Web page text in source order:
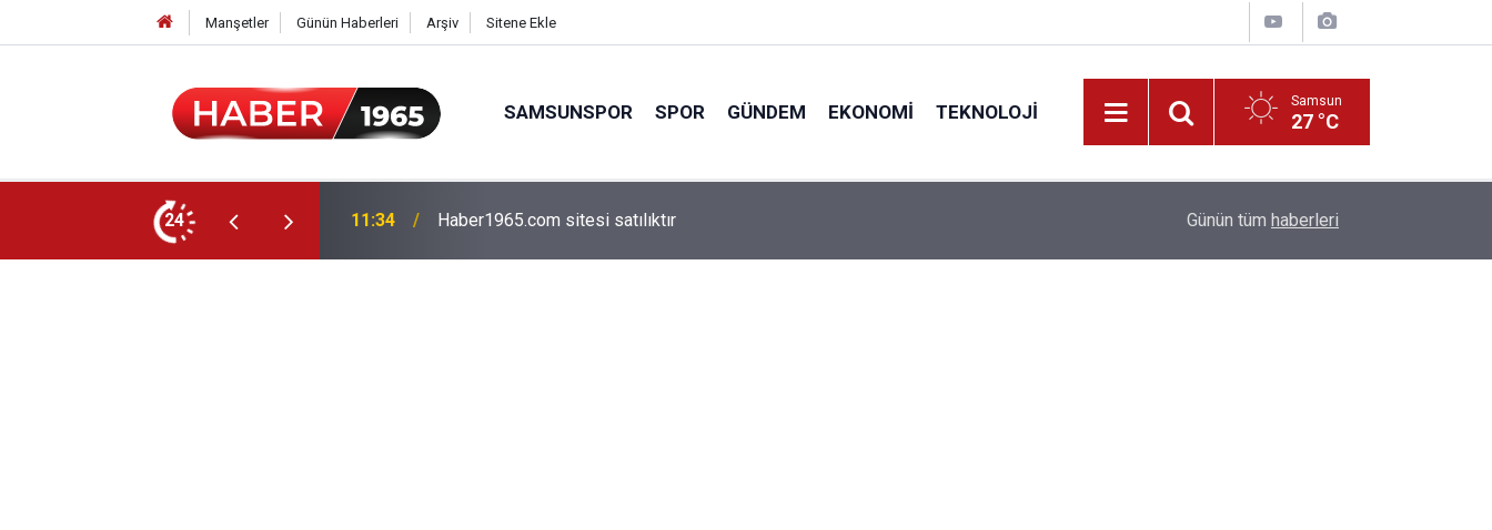
Manşetler Günün Haberleri Arşiv Sitene Ekle
SAMSUNSPOR SPOR GÜNDEM EKONOMI TEKNOLOJI Samsun
27 °C
24 15:52 Milyonlarca emekliyi ilgilendiriyor: Zamlı maaşlar hesaplarda Fahiş fiyatlar nedeniyle işletmelere 101 milyon
Günün tüm haberleri